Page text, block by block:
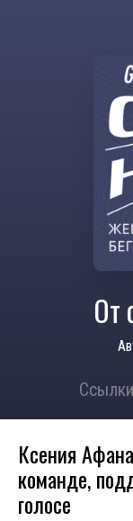
От
Ссылки
Ксения
команде,
голосе